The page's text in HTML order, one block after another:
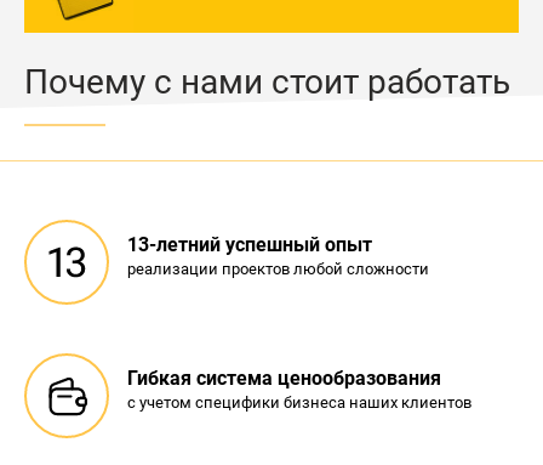
Почему с нами стоит работать
13-летний успешный опыт
реализации проектов любой сложности
Гибкая система ценообразования
с учетом специфики бизнеса наших клиентов